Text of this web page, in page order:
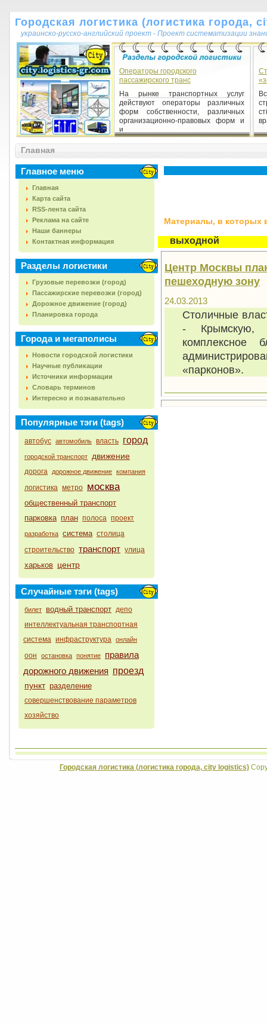
Городская логистика (логистика города,
украинско-русско-английский проект - Проект систематизации
Операторы городского
пассажирского транс
На рынке транспортных услуг
действуют операторы различных
форм собственности, различных
организационно-правовых форм и
и...
Главная
Главное меню
Главная
Карта сайта
RSS-лента сайта
Реклама на сайте
Наши баннеры
Контактная информация
Разделы логистики
Грузовые перевозки (город)
Пассажирские перевозки (город)
Дорожное движение (город)
Планировка города
Города и мегаполисы
Новости городской логистики
Научные публикации
Источники информации
Словарь терминов
Интересно и познавательно
Популярные тэги (tags)
автобус автомобиль власть город
городской транспорт движение
дорога дорожное движение компания
логистика метро москва
общественный транспорт
парковка план полоса проект
разработка система столица
строительство транспорт улица
харьков центр
Случайные тэги (tags)
билет водный транспорт депо
интеллектуальная транспортная
система инфраструктура онлайн
оон остановка понятие
правила
дорожного движения проезд
пункт разделение
совершенствование параметров
хозяйство
Материалы, в которых
выходной
Центр Москвы
пешеходную зону
24.03.2013
Столичные
- Крымскую,
комплексное
«парконов».
Городская логистика (логистика города, city logistics)